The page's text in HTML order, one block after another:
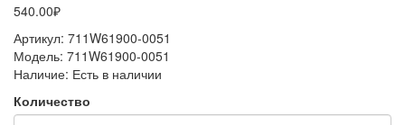
540.00₽
Артикул: 711W61900-0051
Модель: 711W61900-0051
Наличие: Есть в наличии
Количество